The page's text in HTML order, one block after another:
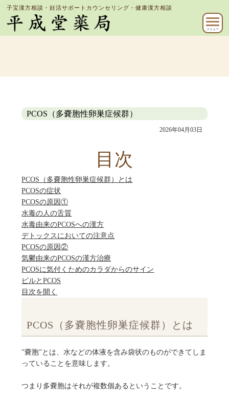
子宝漢方相談・妊活サポートカウンセリング・健康漢方相談
メニュー
PCOS（多嚢胞性卵巣症候群）
2026年04月03日
目次
PCOS（多嚢胞性卵巣症候群）とは
PCOSの症状
PCOSの原因①
水毒の人の舌質
水毒由来のPCOSへの漢方
デトックスにおいての注意点
PCOSの原因②
気鬱由来のPCOSの漢方治療
PCOSに気付くためのカラダからのサイン
ピルとPCOS
目次を開く
PCOS（多嚢胞性卵巣症候群）とは
”嚢胞”とは、水などの体液を含み袋状のものができてしま
っていることを意味します。
つまり多嚢胞はそれが複数個あるということです。